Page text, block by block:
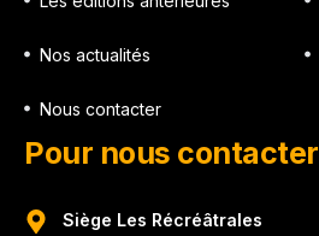
Nos actualités
Nous contacter
Pour nous contacter
Siège Les Récréâtrales